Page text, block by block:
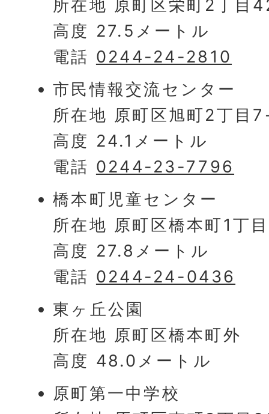
所在地 原町区栄町2丁目
高度 27.5メートル
電話 0244-24-2810
市民情報交流センター
所在地 原町区旭町2丁目
高度 24.1メートル
電話 0244-23-7796
橋本町児童センター
所在地 原町区橋本町1丁
高度 27.8メートル
電話 0244-24-0436
東ヶ丘公園
所在地 原町区橋本町外
高度 48.0メートル
原町第一中学校